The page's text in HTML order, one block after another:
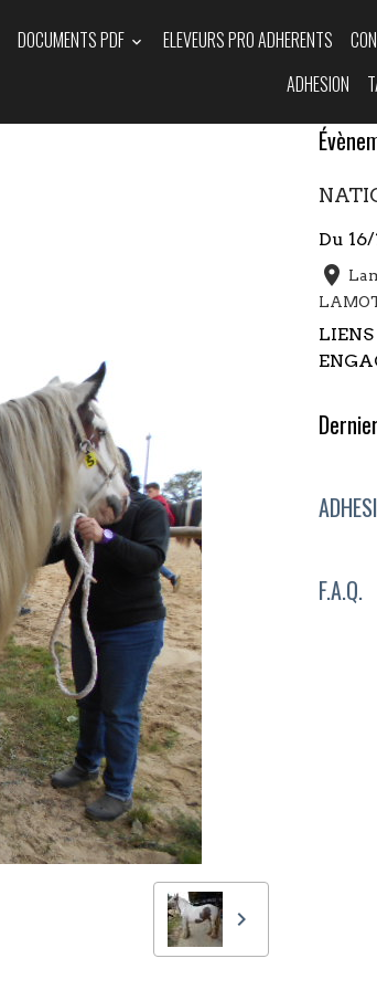
DOCUMENTS PDF ELEVEURS PRO ADHERENTS
ADHESION
Du
LIENS
F.A.Q.